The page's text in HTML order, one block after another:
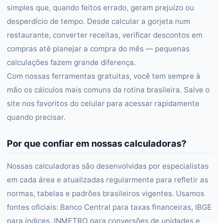
simples que, quando feitos errado, geram prejuízo ou
desperdício de tempo. Desde calcular a gorjeta num
restaurante, converter receitas, verificar descontos em
compras até planejar a compra do mês — pequenas
calculações fazem grande diferença.
Com nossas ferramentas gratuitas, você tem sempre à
mão os cálculos mais comuns da rotina brasileira. Salve o
site nos favoritos do celular para acessar rapidamente
quando precisar.
Por que confiar em nossas calculadoras?
Nossas calculadoras são desenvolvidas por especialistas
em cada área e atualizadas regularmente para refletir as
normas, tabelas e padrões brasileiros vigentes. Usamos
fontes oficiais: Banco Central para taxas financeiras, IBGE
para índices, INMETRO para conversões de unidades e